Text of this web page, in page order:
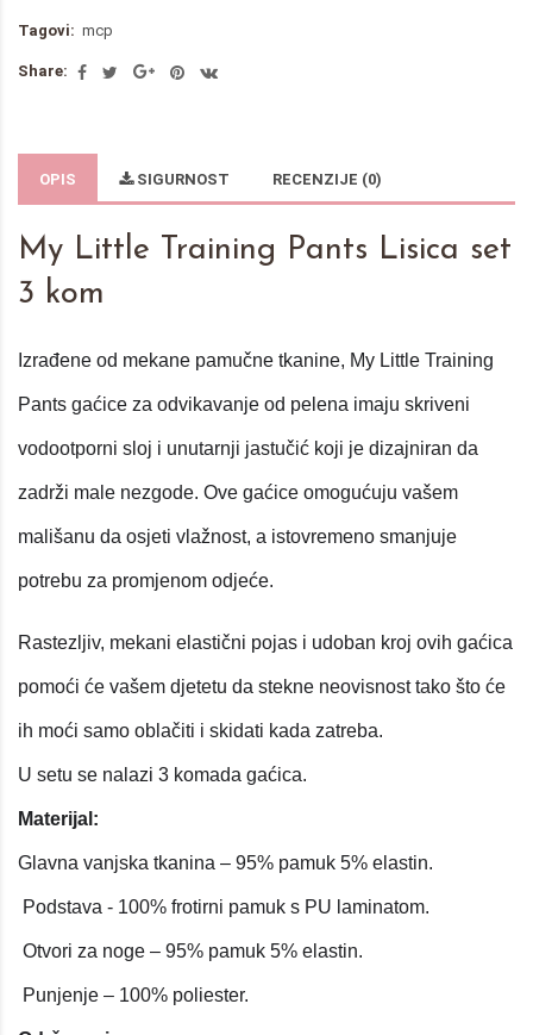
Tagovi: mcp
Share:
OPIS SIGURNOST RECENZIJE (0)
My Little Training Pants Lisica set
3 kom
Izrađene od mekane pamučne tkanine, My Little Training
Pants gaćice za odvikavanje od pelena imaju skriveni
vodootporni sloj i unutarnji jastučić koji je dizajniran da
zadrži male nezgode. Ove gaćice omogućuju vašem
mališanu da osjeti vlažnost, a istovremeno smanjuje
potrebu za promjenom odjeće.
Rastezljiv, mekani elastični pojas i udoban kroj ovih gaćica
pomoći će vašem djetetu da stekne neovisnost tako što će
ih moći samo oblačiti i skidati kada zatreba.
U setu se nalazi 3 komada gaćica.
Materijal:
Glavna vanjska tkanina – 95% pamuk 5% elastin.
Podstava - 100% frotirni pamuk s PU laminatom.
Otvori za noge – 95% pamuk 5% elastin.
Punjenje – 100% poliester.